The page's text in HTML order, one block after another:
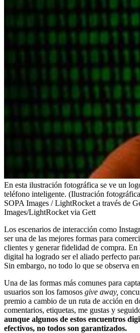
En esta ilustración fotográfica se ve un
teléfono inteligente. (Ilustración
SOPA Images / LightRocket a través de
Images/LightRocket via Gett
Los escenarios de interacción como
ser una de las mejores formas para
clientes y generar fidelidad de compra. En
digital ha logrado ser el aliado perfecto
Sin embargo, no todo lo que se observa
Una de las formas más comunes para
usuarios son los famosos give away,
premio a cambio de un ruta de acción en
comentarios, etiquetas, me gustas y
aunque algunos de estos encuentros
efectivos, no todos son garantizados.